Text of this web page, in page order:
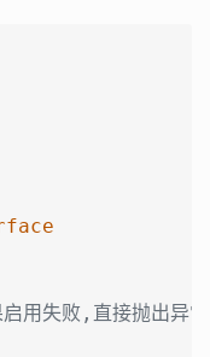
用失败,直接抛出异常